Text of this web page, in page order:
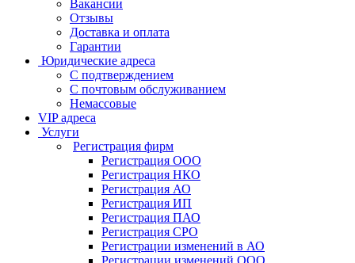
Вакансии
Отзывы
Доставка и оплата
Гарантии
Юридические адреса
С подтверждением
С почтовым обслуживанием
Немассовые
VIP адреса
Услуги
Регистрация фирм
Регистрация OOO
Регистрация НКО
Регистрация АО
Регистрация ИП
Регистрация ПАО
Регистрация СРО
Регистрации изменений в АО